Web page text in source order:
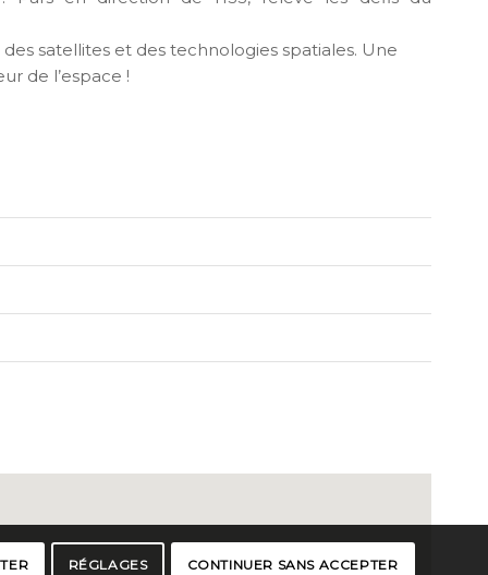
satellites et des technologies spatiales. Une
de l’espace !
RÉGLAGES CONTINUER SANS ACCEPTER